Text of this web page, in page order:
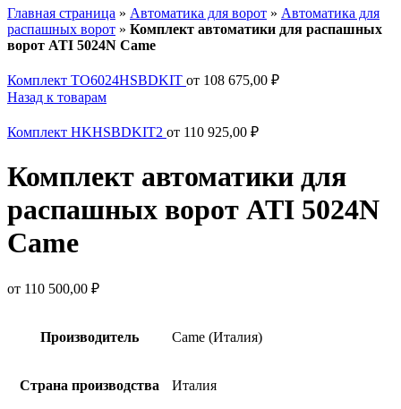
Главная страница » Автоматика для ворот » Автоматика для
распашных ворот » Комплект автоматики для распашных
ворот ATI 5024N Came
Комплект TO6024HSBDKIT от 108 675,00 ₽
Назад к товарам
Комплект HKHSBDKIT2 от 110 925,00 ₽
Комплект автоматики для
распашных ворот ATI 5024N
Came
от 110 500,00 ₽
Производитель Came (Италия)
Страна производства Италия